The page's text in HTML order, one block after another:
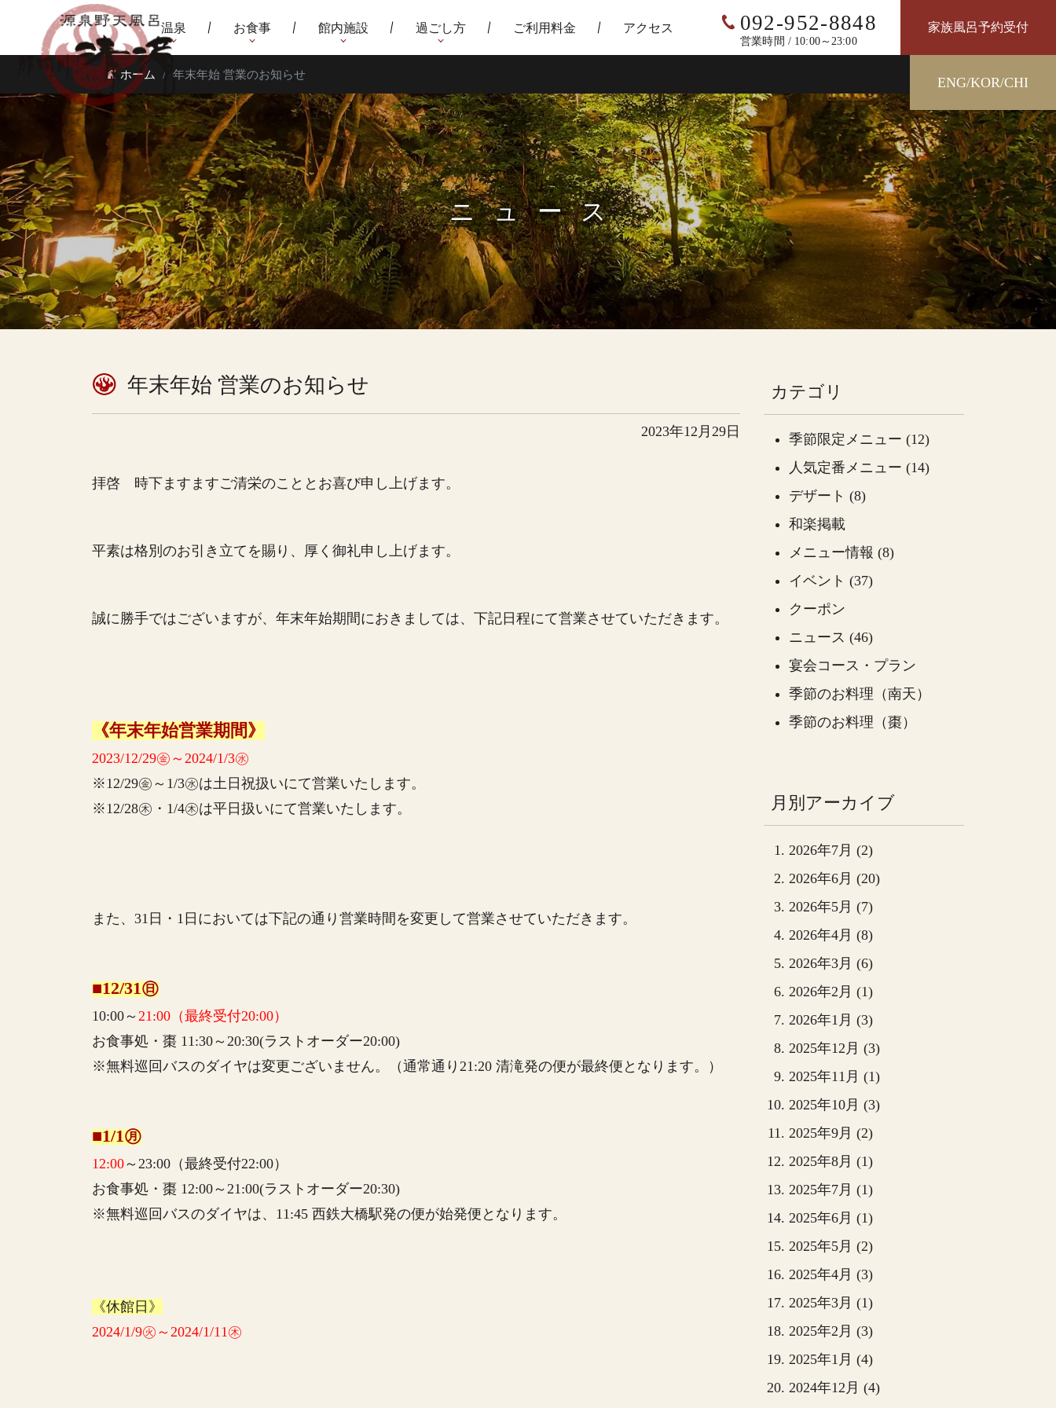
温泉 お食事 館内施設 過ごし方 ご利用料金 アクセス 092-952-8848
営業時間 / 10:00～23:00
家族風呂予約受付
ENG/KOR/CHI
ホーム 年末年始 営業のお知らせ
ニュース
年末年始 営業のお知らせ
2023年12月29日
拝啓 時下ますますご清栄のこととお喜び申し上げます。
平素は格別のお引き立てを賜り、厚く御礼申し上げます。
誠に勝手ではございますが、年末年始期間におきましては、下記日程にて営業させていただきます。
《年末年始営業期間》
2023/12/29㊎～2024/1/3㊌
※12/29㊎～1/3㊌は土日祝扱いにて営業いたします。
※12/28㊍・1/4㊍は平日扱いにて営業いたします。
また、31日・1日においては下記の通り営業時間を変更して営業させていただきます。
■12/31㊐
10:00～ 21:00（最終受付20:00）
お食事処・棗 11:30～20:30(ラストオーダー20:00)
※無料巡回バスのダイヤは変更ございません。（通常通り21:20 清滝発の便が最終便となります。）
■1/1㊊
12:00～23:00（最終受付22:00）
お食事処・棗 12:00～21:00(ラストオーダー20:30)
※無料巡回バスのダイヤは、11:45 西鉄大橋駅発の便が始発便となります。
《休館日》
2024/1/9㊋～2024/1/11㊍
カテゴリ
季節限定メニュー (12)
人気定番メニュー (14)
デザート (8)
和楽掲載
メニュー情報 (8)
イベント (37)
クーポン
ニュース (46)
宴会コース・プラン
季節のお料理（南天）
季節のお料理（棗）
月別アーカイブ
2026年7月 (2)
2026年6月 (20)
2026年5月 (7)
2026年4月 (8)
2026年3月 (6)
2026年2月 (1)
2026年1月 (3)
2025年12月 (3)
2025年11月 (1)
2025年10月 (3)
2025年9月 (2)
2025年8月 (1)
2025年7月 (1)
2025年6月 (1)
2025年5月 (2)
2025年4月 (3)
2025年3月 (1)
2025年2月 (3)
2025年1月 (4)
2024年12月 (4)